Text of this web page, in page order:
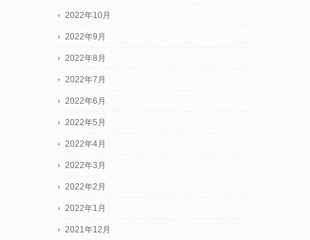
2022年10月
2022年9月
2022年8月
2022年7月
2022年6月
2022年5月
2022年4月
2022年3月
2022年2月
2022年1月
2021年12月